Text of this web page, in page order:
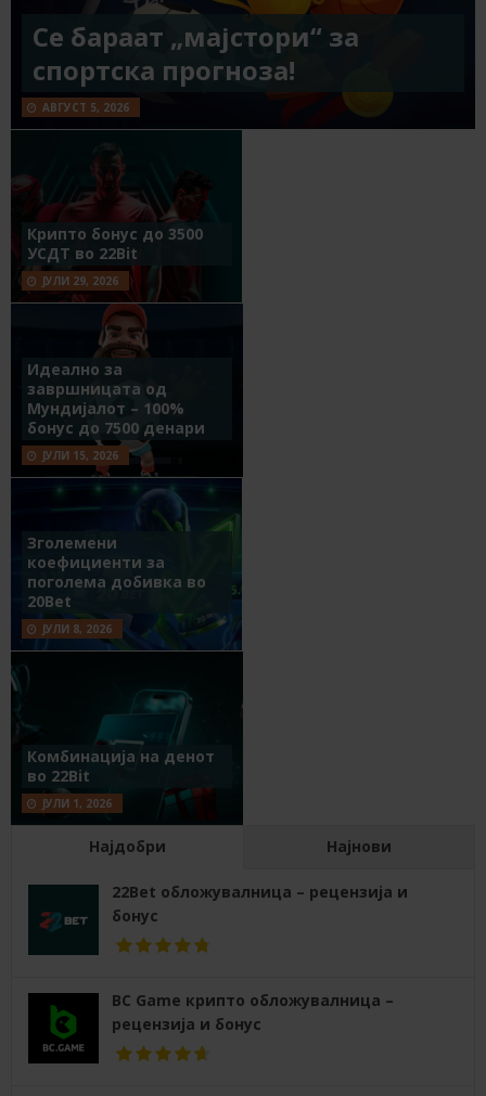
Се бараат „мајстори“ за
спортска прогноза!
АВГУСТ 5, 2026
Крипто бонус до 3500
УСДТ во 22Bit
ЈУЛИ 29, 2026
Идеално за
завршницата од
Мундијалот – 100%
бонус до 7500 денари
ЈУЛИ 15, 2026
Зголемени
коефициенти за
поголема добивка во
20Bet
ЈУЛИ 8, 2026
Комбинација на денот
во 22Bit
ЈУЛИ 1, 2026
Најдобри Најнови
22Bet обложувалница – рецензија и
бонус
BC Game крипто обложувалница –
рецензија и бонус